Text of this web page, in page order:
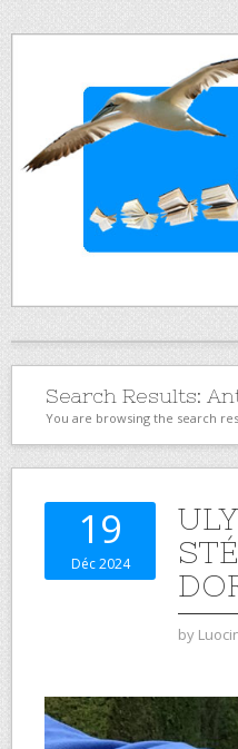
Search Results:
You are browsing the search
19
Déc 2024
by